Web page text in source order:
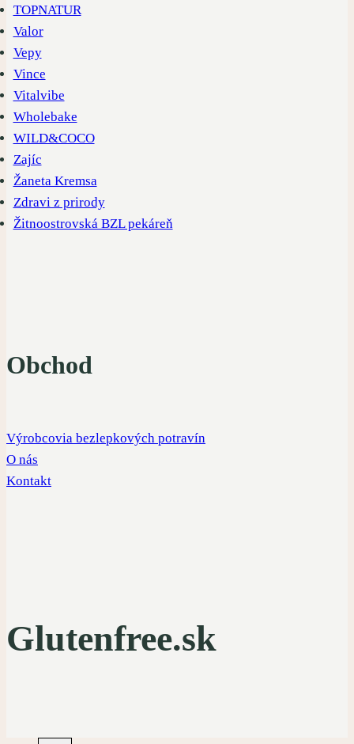
TOPNATUR
Valor
Vepy
Vince
Vitalvibe
Wholebake
WILD&COCO
Zajíc
Žaneta Kremsa
Zdravi z prirody
Žitnoostrovská BZL pekáreň
Obchod
Výrobcovia bezlepkových potravín
O nás
Kontakt
Glutenfree.sk